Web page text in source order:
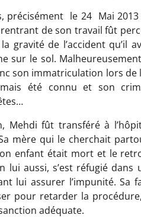
précisément le 24 Mai
rentrant de son travail fût
gravité de l’accident
sur le sol.
son immatriculation lors de
été connu et son
Mehdi fût transféré à
mère qui le cherchait
enfant était mort et le
lui aussi, s’est réfugié
lui assurer l’impunité. Sa
pour retarder la
adéquate.